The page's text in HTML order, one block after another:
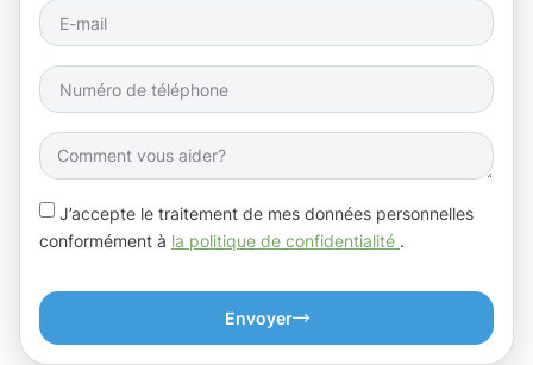
J’accepte le traitement de mes données personnelles
conformément à la politique de confidentialité .
Envoyer